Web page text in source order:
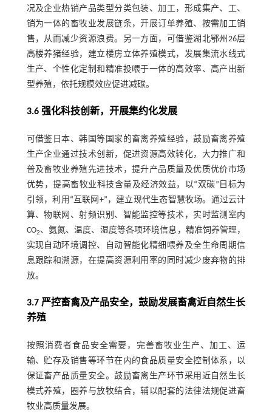
况及企业热销产品类型分类包装、加工，形成集产、工、
销为一体的畜牧业发展链条，开展订单养殖、按需加工销
售，从而减少资源浪费。另一方面，可借鉴湖北鄂州26层
高楼养猪经验，建立楼房立体养殖模式，发展集流水线式
生产、个性化定制和精准投喂于一体的高效率、高产出新
型养殖，依托规模效应促进减碳。
3.6 强化科技创新，开展集约化发展
可借鉴日本、韩国等国家的畜禽养殖经验，鼓励畜禽养殖
生产企业通过技术创新，促进资源高效转化，大力推广和
普及畜牧业养殖先进技术，提升产品质量及优质优价市场
优势，提高畜牧业科技含量及经济效益，以“双碳”目标为
引领，利用“互联网+”，建立现代生态智慧牧场。通过云计
算、物联网、射频识别、智能监控等技术，实时监测室内
CO2、氨氮、温度、湿度等各项环境信息，精准饲养管理，
实现自动环境调控、自动智能化精细喂养及全生命周期信
息跟踪和溯源，在提高资源利用率的同时减少废弃物的排
放。
3.7 严控畜禽及产品安全，鼓励发展畜禽近自然生长
养殖
按照消费者食品安全需要，完善畜牧业生产、加工、运
输、贮存及销售等环节在内的食品质量安全控制体系，以
保证畜产品质量安全。鼓励畜禽生产环节采用近自然生长
模式养殖，圈养与放牧结合，辅以配套的法律法规促进畜
牧业高质量发展。